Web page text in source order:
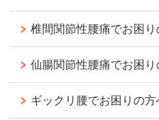
椎間関節性腰痛でお困り
仙腸関節性腰痛でお困り
ギックリ腰でお困りの方